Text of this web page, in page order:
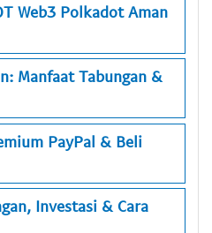
Web3 Polkadot Aman
Manfaat Tabungan &
PayPal & Beli
Investasi & Cara